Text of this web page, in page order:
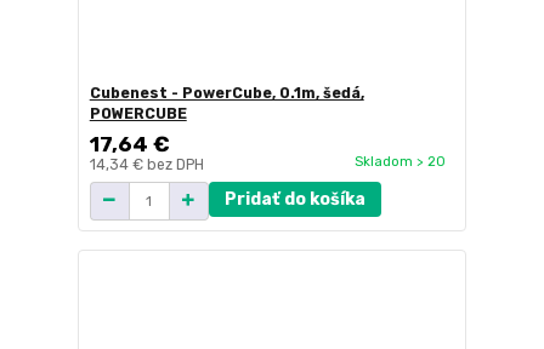
Cubenest - PowerCube, 0.1m, šedá,
POWERCUBE
17,64 €
14,34 € bez DPH Skladom > 20
Pridať do košíka